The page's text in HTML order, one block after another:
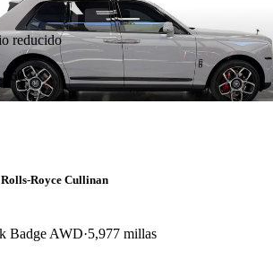
reducido
Royce Cullinan
Badge AWD 5,977 millas